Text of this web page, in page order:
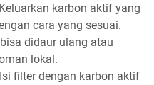
Keluarkan karbon aktif yang
cara yang sesuai.
didaur ulang atau
lokal.
Isi filter dengan karbon aktif